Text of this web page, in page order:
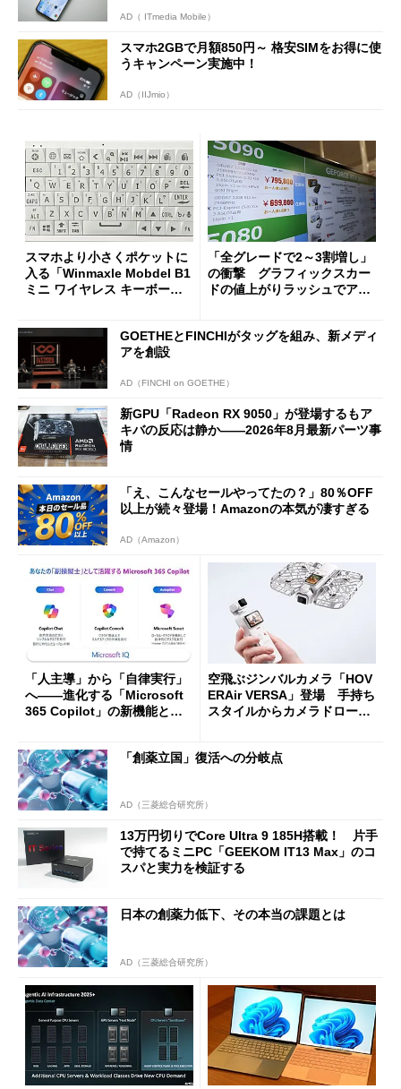
AD（ ITmedia Mobile）
スマホ2GBで月額850円～ 格安SIMをお得に使
うキャンペーン実施中！
AD（IIJmio）
スマホより小さくポケットに
入る「Winmaxle Mobdel B1
ミニ ワイヤレス キーボー
「全グレードで2～3割増し」
の衝撃 グラフィックスカー
ドの値上がりラッシュでアキ
GOETHEとFINCHIがタッグを組み、新メディ
アを創設
AD（FINCHI on GOETHE）
新GPU「Radeon RX 9050」が登場するもア
キバの反応は静か――2026年8月最新パーツ事
情
「え、こんなセールやってたの？」80％OFF
以上が続々登場！Amazonの本気が凄すぎる
AD（Amazon）
「人主導」から「自律実行」
へ――進化する「Microsoft
365 Copilot」の新機能とエ
空飛ぶジンバルカメラ「HOV
ERAir VERSA」登場 手持ち
スタイルからカメラドローン
「創薬立国」復活への分岐点
AD（三菱総合研究所）
13万円切りでCore Ultra 9 185H搭載！ 片手
で持てるミニPC「GEEKOM IT13 Max」のコ
スパと実力を検証する
日本の創薬力低下、その本当の課題とは
AD（三菱総合研究所）